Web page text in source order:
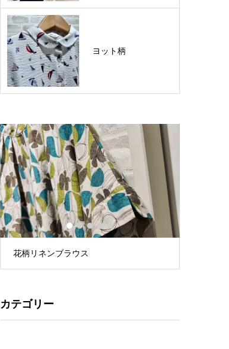
ヨット柄
花柄リネンブラウス
1 2 3 4 5
カテゴリー